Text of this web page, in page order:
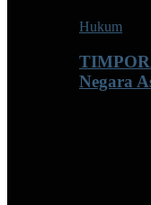
Hukum
Negara